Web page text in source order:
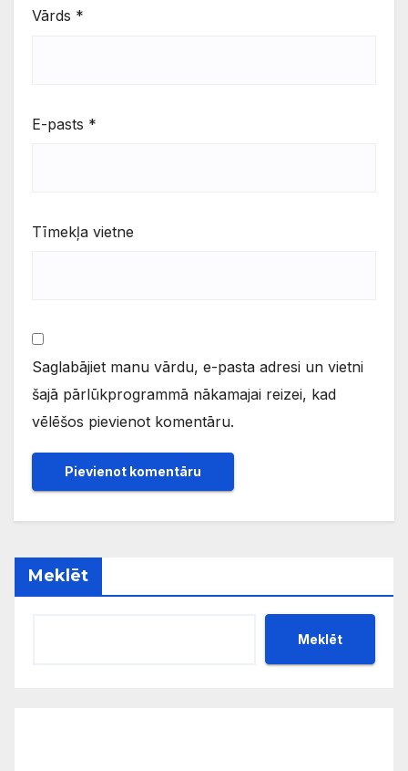
Vārds *
E-pasts *
Tīmekļa vietne
Saglabājiet manu vārdu, e-pasta adresi un vietni
šajā pārlūkprogrammā nākamajai reizei, kad
vēlēšos pievienot komentāru.
Meklēt
Meklēt